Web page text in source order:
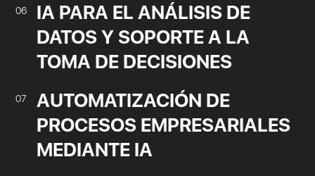
06
IA PARA EL ANÁLISIS DE
DATOS Y SOPORTE A LA
TOMA DE DECISIONES
07
AUTOMATIZACIÓN DE
PROCESOS EMPRESARIALES
MEDIANTE IA